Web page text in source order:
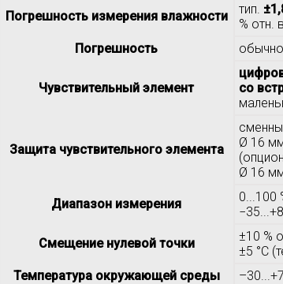
Погрешность измерения влажности тип.
% отн.
Погрешность
Чувствительный элемент
со
Защита чувствительного элемента
Ø 16
Ø 16
Диапазон измерения
0...100
Смещение нулевой точки
±10 %
±5 °C
Температура окружающей среды